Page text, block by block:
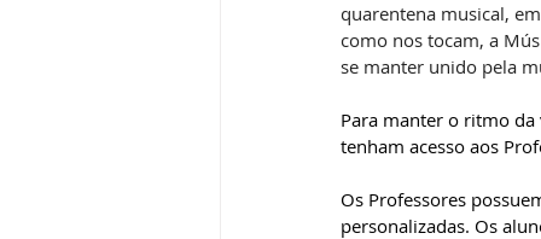
quarentena musical,
como nos tocam, a
se manter unido pela
Para manter o ritmo
tenham acesso aos
Os Professores
personalizadas. Os